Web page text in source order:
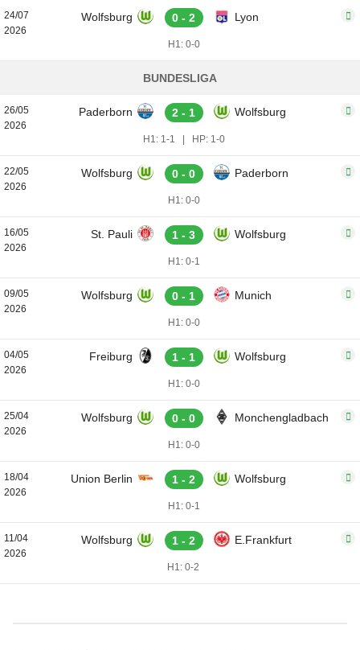
24/07
2026
Wolfsburg 0 - 2 Lyon
H1: 0-0
BUNDESLIGA
26/05
2026
Paderborn 2 - 1 Wolfsburg
H1: 1-1 HP: 1-0
22/05
2026
Wolfsburg 0 - 0 Paderborn
H1: 0-0
16/05
2026
St. Pauli 1 - 3 Wolfsburg
H1: 0-1
09/05
2026
Wolfsburg 0 - 1 Munich
H1: 0-0
04/05
2026
Freiburg 1 - 1 Wolfsburg
H1: 0-0
25/04
2026
Wolfsburg 0 - 0 Monchengladbach
H1: 0-0
18/04
2026
Union Berlin 1 - 2 Wolfsburg
H1: 0-1
11/04
2026
Wolfsburg 1 - 2 E.Frankfurt
H1: 0-2